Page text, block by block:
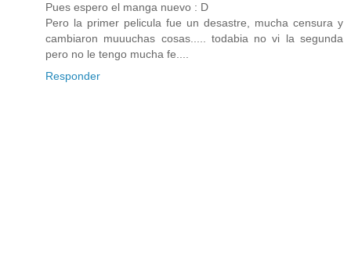
Pues espero el manga nuevo : D
Pero la primer pelicula fue un desastre, mucha censura y
cambiaron muuuchas cosas..... todabia no vi la segunda
pero no le tengo mucha fe....
Responder